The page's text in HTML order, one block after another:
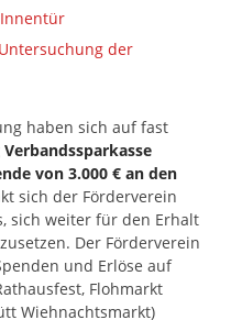
der
haben sich auf fast
von 3.000 € an den
sich der Förderverein
sich weiter für den Erhalt
Der Förderverein
und Erlöse auf
Flohmarkt
Wiehnachtsmarkt)